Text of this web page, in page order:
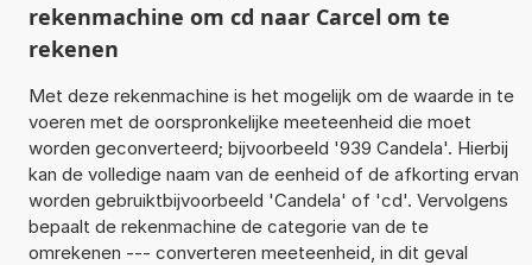
rekenmachine om cd naar Carcel om te
rekenen
Met deze rekenmachine is het mogelijk om de waarde in te
voeren met de oorspronkelijke meeteenheid die moet
worden geconverteerd; bijvoorbeeld '939 Candela'. Hierbij
kan de volledige naam van de eenheid of de afkorting ervan
worden gebruiktbijvoorbeeld 'Candela' of 'cd'. Vervolgens
bepaalt de rekenmachine de categorie van de te
omrekenen --- converteren meeteenheid, in dit geval